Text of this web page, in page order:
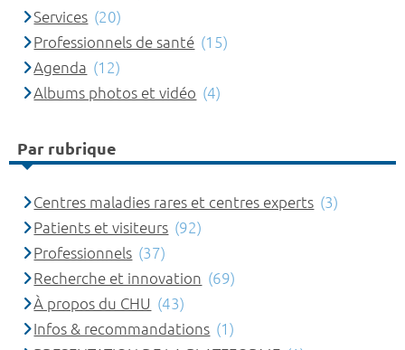
Services (20)
Professionnels de santé (15)
Agenda (12)
Albums photos et vidéo (4)
Par rubrique
Centres maladies rares et centres experts (3)
Patients et visiteurs (92)
Professionnels (37)
Recherche et innovation (69)
À propos du CHU (43)
Infos & recommandations (1)